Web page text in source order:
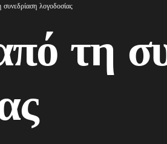
λογοδοσίας
τη